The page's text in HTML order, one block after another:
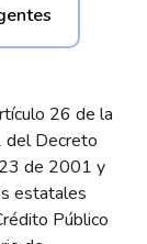
26 de la
del Decreto
de 2001 y
estatales
Público